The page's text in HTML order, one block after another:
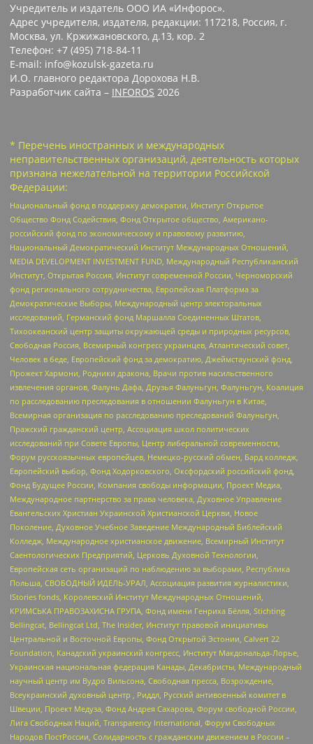
Учредитель и издатель ООО ИА «Инфорос».
Адрес учредителя, издателя, редакции: 117218, Россия, г.
Москва, ул. Кржижановского, д.13, кор. 2
Телефон: +7 (495) 718-84-11
E-mail: info@kozulsk-gazeta.ru
И.О. главного редактора Дорохова Н.В.
Разработчик сайта – INFOROS 2026
* Перечень иностранных и международных
неправительственных организаций, деятельность которых
признана нежелательной на территории Российской
Федерации:
Национальный фонд в поддержку демократии, Институт Открытое
Общество Фонд Содействия, Фонд Открытое общество, Американо-
российский фонд по экономическому и правовому развитию,
Национальный Демократический Институт Международных Отношений,
MEDIA DEVELOPMENT INVESTMENT FUND, Международный Республиканский
Институт, Открытая Россия, Институт современной России, Черноморский
фонд регионального сотрудничества, Европейская Платформа за
Демократические Выборы, Международный центр электоральных
исследований, Германский фонд Маршалла Соединенных Штатов,
Тихоокеанский центр защиты окружающей среды и природных ресурсов,
Свободная Россия, Всемирный конгресс украинцев, Атлантический совет,
Человек в беде, Европейский фонд за демократию, Джеймстаунский фонд,
Прожект Хармони, Родники дракона, Врачи против насильственного
извлечения органов, Фалунь Дафа, Друзья Фалуньгун, Фалуньгун, Коалиция
по расследованию преследования в отношении Фалуньгун в Китае,
Всемирная организация по расследованию преследований Фалуньгун,
Пражский гражданский центр, Ассоциация школ политических
исследований при Совете Европы, Центр либеральной современности,
Форум русскоязычных европейцев, Немецко-русский обмен, Бард колледж,
Европейский выбор, Фонд Ходорковского, Оксфордский российский фонд,
Фонд Будущее России, Компания свободы информации, Проект Медиа,
Международное партнерство за права человека, Духовное Управление
Евангельских Христиан Украинской Христианской Церкви, Новое
Поколение, Духовное Учебное Заведение Международный Библейский
Колледж, Международное христианское движение, Всемирный Институт
Саентологических Предприятий, Церковь Духовной Технологии,
Европейская сеть организаций по наблюдению за выборами, Республика
Польша, СВОБОДНЫЙ ИДЕЛЬ-УРАЛ, Ассоциация развития журналистики,
IStories fonds, Королевский Институт Международных Отношений,
КРИМСЬКА ПРАВОЗАХИСНА ГРУПА, Фонд имени Генриха Бёлля, Stichting
Bellingcat, Bellingcat Ltd, The Insider, Институт правовой инициативы
Центральной и Восточной Европы, Фонд Открытой Эстонии, Calvert 22
Foundation, Канадский украинский конгресс, Институт Макдональда-Лорье,
Украинская национальная федерация Канады, Декабристы, Международный
научный центр им Вудро Вильсона, Свободная пресса, Возрождение,
Всеукраинский духовный центр , Риддл, Русский антивоенный комитет в
Швеции, Проект Медуза, Фонд Андрея Сахарова, Форум свободной России,
Лига Свободных Наций, Transparеncy International, Форум Свободных
Народов ПостРоссии, Солидарность с гражданским движением в России –